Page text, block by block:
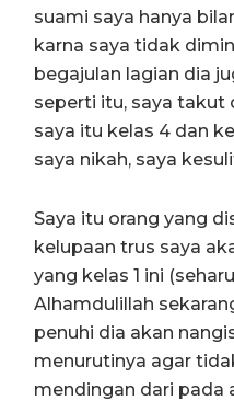
suami saya hanya
karna saya tidak
begajulan lagian dia
seperti itu, saya takut
saya itu kelas 4 dan
saya nikah, saya
Saya itu orang yang
kelupaan trus saya
yang kelas 1 ini
Alhamdulillah
penuhi dia akan
menurutinya agar
mendingan dari pada